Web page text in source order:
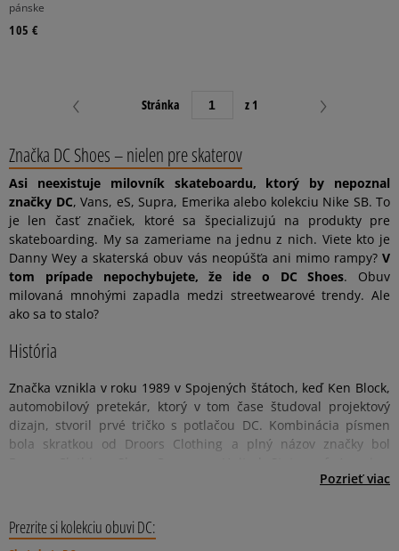
pánske
105 €
Stránka z 1
Pozrieť viac
Značka DC Shoes – nielen pre skaterov
Asi neexistuje milovník skateboardu, ktorý by nepoznal
značky DC, Vans, eS, Supra, Emerika alebo kolekciu Nike SB. To
je len časť značiek, ktoré sa špecializujú na produkty pre
skateboarding. My sa zameriame na jednu z nich. Viete kto je
Danny Wey a skaterská obuv vás neopúšťa ani mimo rampy? V
tom prípade nepochybujete, že ide o DC Shoes. Obuv
milovaná mnohými zapadla medzi streetwearové trendy. Ale
ako sa to stalo?
História
Značka vznikla v roku 1989 v Spojených štátoch, keď Ken Block,
automobilový pretekár, ktorý v tom čase študoval projektový
dizajn, stvoril prvé tričko s potlačou DC. Kombinácia písmen
bola skratkou od Droors Clothing a plný názov značky bol
Výsledkom výroby bola prvá línia tričiek a začiatok podnikania s
Community College. Začínali v prenajatom sklade s rozpočtom
ani nie 10 tisíc dolárov. Avšak mali chuť a... odrobinu šťastia.
Ak máte radi skate štýl, casualový aj streetwearový -ponuka DC
Okrem klasiky DC Heathrow a variácie na jeho tému, čiže DC
Prezrite si kolekciu obuvi DC: